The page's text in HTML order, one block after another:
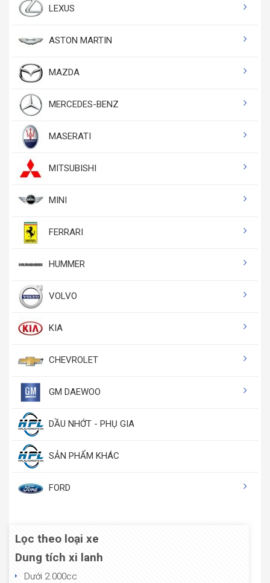
LEXUS
ASTON MARTIN
MAZDA
MERCEDES-BENZ
MASERATI
MITSUBISHI
MINI
FERRARI
HUMMER
VOLVO
KIA
CHEVROLET
GM DAEWOO
DẦU NHỚT - PHỤ GIA
SẢN PHẨM KHÁC
FORD
Lọc theo loại xe
Dung tích xi lanh
Dưới 2.000cc